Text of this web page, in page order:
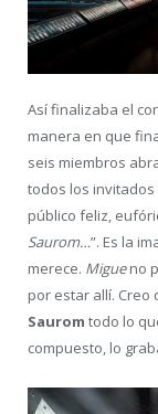
Así finalizaba el
manera en que
seis miembros
todos los
público feliz,
Saurom…”. Es la
merece. Migueno
por estar allí.
Saurom todo lo
compuesto, lo